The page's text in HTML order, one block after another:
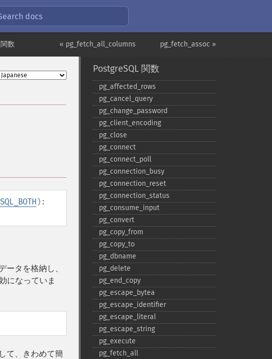
docs
pg_fetch_assoc »
« pg_fetch_all_columns
数
):
ータを格納し、
になっていま
て、きわめて簡
PostgreSQL 関数
pg_​affected_​rows
pg_​cancel_​query
pg_​change_​password
pg_​client_​encoding
pg_​close
pg_​connect
pg_​connect_​poll
pg_​connection_​busy
pg_​connection_​reset
pg_​connection_​status
pg_​consume_​input
pg_​convert
pg_​copy_​from
pg_​copy_​to
pg_​dbname
pg_​delete
pg_​end_​copy
pg_​escape_​bytea
pg_​escape_​identifier
pg_​escape_​literal
pg_​escape_​string
pg_​execute
pg_​fetch_​all